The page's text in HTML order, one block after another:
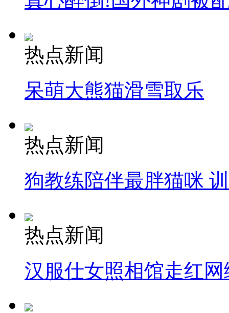
热点新闻
呆萌大熊猫滑雪取乐
热点新闻
狗教练陪伴最胖猫咪
热点新闻
汉服仕女照相馆走红网